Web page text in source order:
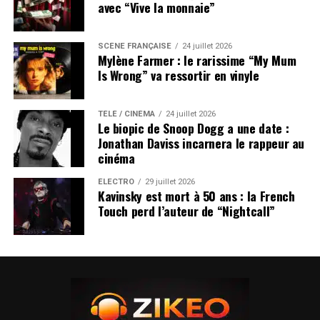
immédiatement reconnaissable.
LES ALBUMS DE PIERRE DE MAERE SONT
DISPONIBLES ICI
avec “Vive la monnaie”
SCÈNE FRANÇAISE 24 juillet 2026
Mylène Farmer : le rarissime “My Mum
Is Wrong” va ressortir en vinyle
TÉLÉ / CINÉMA 24 juillet 2026
Le biopic de Snoop Dogg a une date :
Jonathan Daviss incarnera le rappeur au
cinéma
ÉLECTRO 29 juillet 2026
Kavinsky est mort à 50 ans : la French
Touch perd l’auteur de “Nightcall”